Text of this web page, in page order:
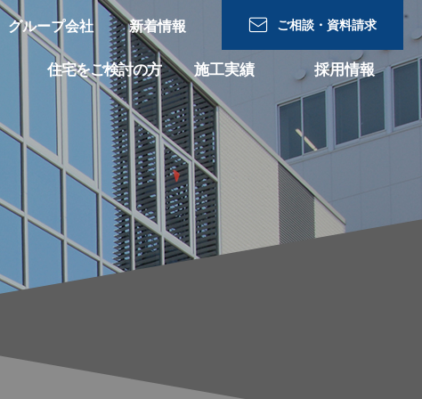
グループ会社 新着情報 ご相談・資料請求
住宅をご検討の⽅ 施工実績 採用情報